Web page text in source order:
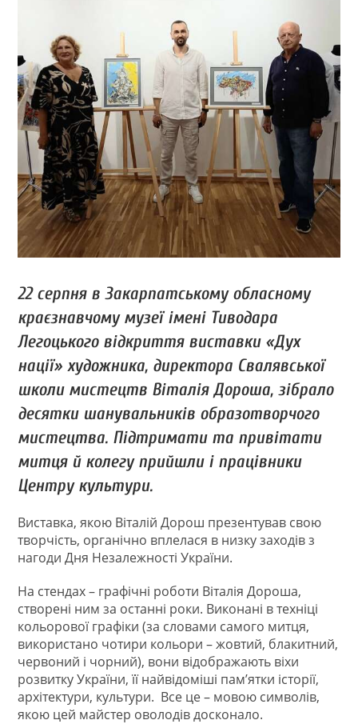
22 серпня в Закарпатському обласному
краєзнавчому музеї імені Тиводара
Легоцького відкриття виставки «Дух
нації» художника, директора Свалявської
школи мистецтв Віталія Дороша, зібрало
десятки шанувальників образотворчого
мистецтва. Підтримати та привітати
митця й колегу прийшли і працівники
Центру культури.
Виставка, якою Віталій Дорош презентував свою
творчість, органічно вплелася в низку заходів з
нагоди Дня Незалежності України.
На стендах – графічні роботи Віталія Дороша,
створені ним за останні роки. Виконані в техніці
кольорової графіки (за словами самого митця,
використано чотири кольори – жовтий, блакитний,
червоний і чорний), вони відображають віхи
розвитку України, її найвідоміші пам’ятки історії,
архітектури, культури. Все це – мовою символів,
якою цей майстер оволодів досконало.